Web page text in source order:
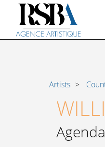
Artists
Agenda